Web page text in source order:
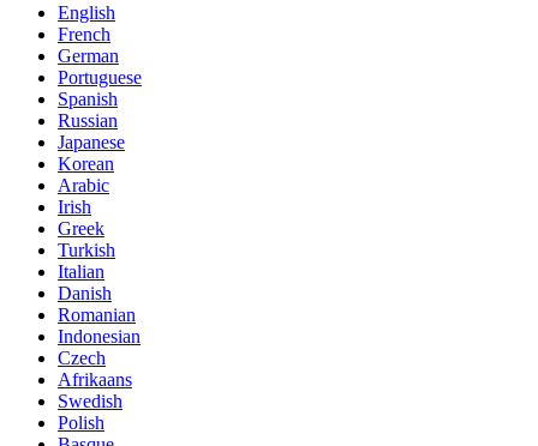
English
French
German
Portuguese
Spanish
Russian
Japanese
Korean
Arabic
Irish
Greek
Turkish
Italian
Danish
Romanian
Indonesian
Czech
Afrikaans
Swedish
Polish